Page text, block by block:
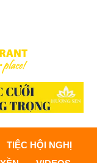
TIỆC HỘI NGHỊ